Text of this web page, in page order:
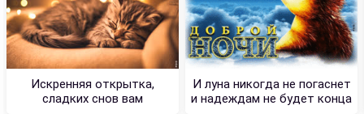
Искренняя открытка,
сладких снов вам
И луна никогда не погаснет
и надеждам не будет конца